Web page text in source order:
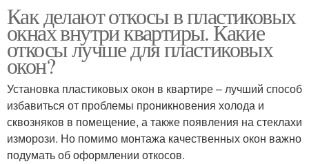
Как делают откосы в пластиковых
окнах внутри квартиры. Какие
откосы лучше для пластиковых
окон?
Установка пластиковых окон в квартире – лучший способ
избавиться от проблемы проникновения холода и
сквозняков в помещение, а также появления на стеклахи
изморози. Но помимо монтажа качественных окон важно
подумать об оформлении откосов.